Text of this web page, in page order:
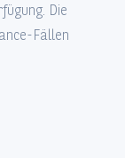
Die
Fällen